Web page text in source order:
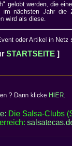
gelobt werden, die
im nächsten Jahr
wird als diese.
oder Artikel in Netz
STARTSEITE ]
? Dann klicke HIER.
Die Salsa-Clubs